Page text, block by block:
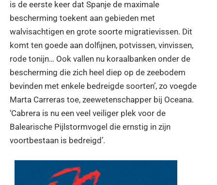
is de eerste keer dat Spanje de maximale
bescherming toekent aan gebieden met
walvisachtigen en grote soorte migratievissen. Dit
komt ten goede aan dolfijnen, potvissen, vinvissen,
rode tonijn… Ook vallen nu koraalbanken onder de
bescherming die zich heel diep op de zeebodem
bevinden met enkele bedreigde soorten’, zo voegde
Marta Carreras toe, zeewetenschapper bij Oceana.
‘Cabrera is nu een veel veiliger plek voor de
Balearische Pijlstormvogel die ernstig in zijn
voortbestaan is bedreigd’.